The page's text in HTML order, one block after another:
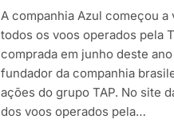
A companhia Azul começou
todos os voos operados pela
comprada em junho deste
fundador da companhia
ações do grupo TAP. No site
dos voos operados pela…